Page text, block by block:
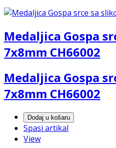
Medaljica Gospa
7x8mm CH66002
Medaljica Gospa
7x8mm CH66002
Dodaj u košaru
Spasi artikal
View